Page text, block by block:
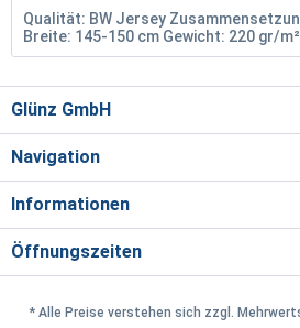
Qualität: BW Jersey
Breite: 145-150 cm Gewicht: 220 gr/m²
Glünz GmbH
Navigation
Informationen
Öffnungszeiten
* Alle Preise verstehen sich zzgl.